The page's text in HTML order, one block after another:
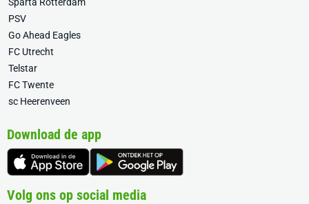
PSV
Go Ahead Eagles
FC Utrecht
Telstar
FC Twente
sc Heerenveen
Download de app
Volg ons op social media